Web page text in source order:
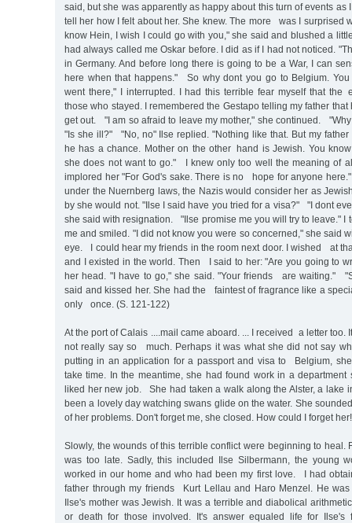
said, but she was apparently as happy about this turn of events
tell her how I felt about her. She knew. The more was I surprised
know Hein, I wish I could go with you," she said and blushed a
had always called me Oskar before. I did as if I had not noticed.
in Germany. And before long there is going to be a War, I can
here when that happens." So why dont you go to Belgium.
went there," I interrupted. I had this terrible fear myself that the
those who stayed. I remembered the Gestapo telling my father
get out. "I am so afraid to leave my mother," she continued.
"Is she ill?" "No, no" Ilse replied. "Nothing like that. But my
he has a chance. Mother on the other hand is Jewish. You
she does not want to go." I knew only too well the meaning of
implored her "For God's sake. There is no hope for anyone
under the Nuernberg laws, the Nazis would consider her as
by she would not. "Ilse I said have you tried for a visa?" "I dont
she said with resignation. "Ilse promise me you will try to leave."
me and smiled. "I did not know you were so concerned," she said
eye. I could hear my friends in the room next door. I wished at
and I existed in the world. Then I said to her: "Are you going to
her head. "I have to go," she said. "Your friends are waiting."
said and kissed her. She had the faintest of fragrance like a
only once. (S. 121-122)
At the port of Calais ....mail came aboard. ... I received a letter too.
not really say so much. Perhaps it was what she did not say
putting in an application for a passport and visa to Belgium,
take time. In the meantime, she had found work in a department
liked her new job. She had taken a walk along the Alster, a lake
been a lovely day watching swans glide on the water. She
of her problems. Don't forget me, she closed. How could I forget
Slowly, the wounds of this terrible conflict were beginning to heal.
was too late. Sadly, this included Ilse Silbermann, the young
worked in our home and who had been my first love. I had
father through my friends Kurt Lellau and Haro Menzel. He was
Ilse's mother was Jewish. It was a terrible and diabolical
or death for those involved. It's answer equaled life for